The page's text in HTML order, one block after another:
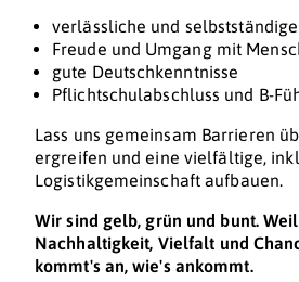
verlässliche und
Freude und Umgang mit
gute Deutschkenntnisse
Pflichtschulabschluss und B-
Lass uns gemeinsam Barrieren
ergreifen und eine vielfältige,
Logistikgemeinschaft aufbauen.
Wir sind gelb, grün und bunt.
Nachhaltigkeit, Vielfalt und
kommt's an, wie's ankommt.